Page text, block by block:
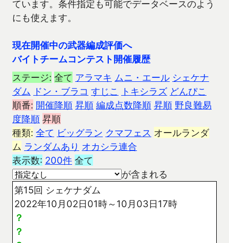
ています。条件指定も可能でデータベースのよう
にも使えます。
現在開催中の武器編成評価へ
バイトチームコンテスト開催履歴
ステージ: 全て アラマキ ムニ・エール シェケナ
ダム ドン・ブラコ すじこ トキシラズ どんぴこ
順番: 開催降順 昇順 編成点数降順 昇順 野良難易
度降順 昇順
種類: 全て ビッグラン クマフェス オールランダ
ム ランダムあり オカシラ連合
表示数: 200件 全て
が含まれる
第15回 シェケナダム
2022年10月02日01時～10月03日17時
？
？